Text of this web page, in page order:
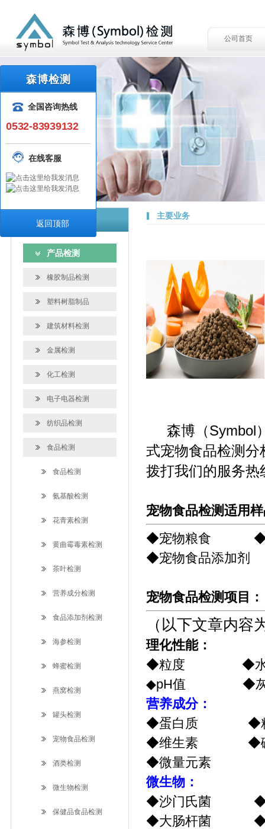
公司首页
检测服务
产品检测
橡胶制品检测
塑料树脂制品
建筑材料检测
金属检测
化工检测
电子电器检测
纺织品检测
食品检测
食品检测
氨基酸检测
花青素检测
黄曲霉毒素检测
茶叶检测
营养成分检测
食品添加剂检测
海参检测
蜂蜜检测
燕窝检测
罐头检测
宠物食品检测
酒类检测
微生物检测
保健品食品检测
主要业务
森博（Symbol
式宠物食品检测
拨打我们的服务热
宠物食品检测适用
◆宠物粮食 ◆
◆宠物食品添加
宠物食品检测项目：
（以下文章内容
理化性能：
◆粒度 ◆水
◆pH值 ◆灰
营养成分：
◆蛋白质 ◆
◆维生素 ◆碳
◆微量元素
微生物：
◆沙门氏菌 ◆
◆大肠杆菌 ◆金
森博检测
全国咨询热线
0532-83939132
在线客服
返回顶部